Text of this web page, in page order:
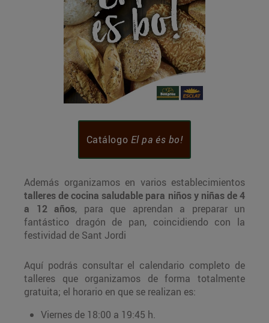
Catálogo El pa és bo!
Además organizamos en varios establecimientos
talleres de cocina saludable para niños y niñas de 4
a 12 años, para que aprendan a preparar un
fantástico dragón de pan, coincidiendo con la
festividad de Sant Jordi
Aquí podrás consultar el calendario completo de
talleres que organizamos de forma totalmente
gratuita; el horario en que se realizan es:
Viernes de 18:00 a 19:45 h.